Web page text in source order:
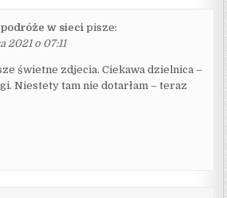
w sieci pisze:
2021 o 07:11
świetne zdjecia. Ciekawa dzielnica –
Niestety tam nie dotarłam – teraz